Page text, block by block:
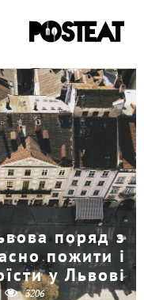
поряд з
пожити і
у Львові
3206